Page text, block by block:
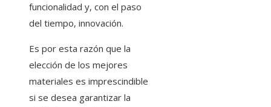
funcionalidad y, con el paso
del tiempo, innovación.
Es por esta razón que la
elección de los mejores
materiales es imprescindible
si se desea garantizar la